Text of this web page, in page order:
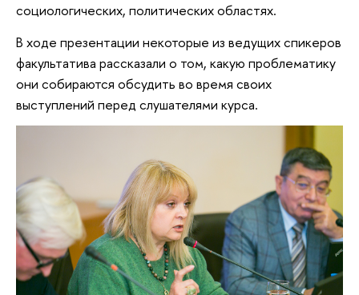
социологических, политических областях.
В ходе презентации некоторые из ведущих спикеров
факультатива рассказали о том, какую проблематику
они собираются обсудить во время своих
выступлений перед слушателями курса.